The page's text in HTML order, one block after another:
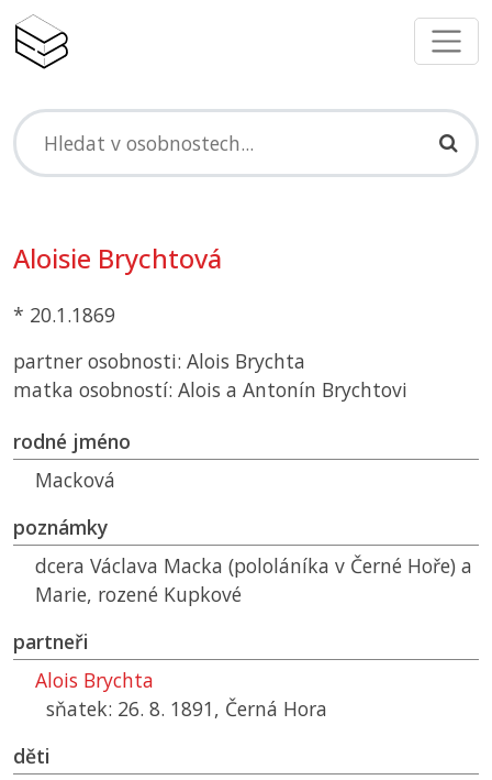
Aloisie Brychtová
* 20.1.1869
partner osobnosti: Alois Brychta
matka osobností: Alois a Antonín Brychtovi
rodné jméno
Macková
poznámky
dcera Václava Macka (pololáníka v Černé Hoře) a
Marie, rozené Kupkové
partneři
Alois Brychta
sňatek: 26. 8. 1891, Černá Hora
děti